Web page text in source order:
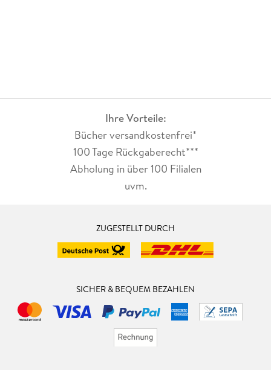
Ihre Vorteile:
Bücher versandkostenfrei*
100 Tage Rückgaberecht***
Abholung in über 100 Filialen
uvm.
ZUGESTELLT DURCH
SICHER & BEQUEM BEZAHLEN